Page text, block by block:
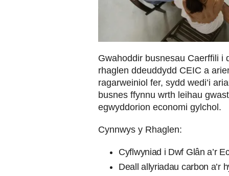
Gwahoddir busnesau Caerffili i
rhaglen ddeuddydd CEIC a
ragarweiniol fer, sydd wedi’i
busnes ffynnu wrth leihau
egwyddorion economi gylchol.
Cynnwys y Rhaglen:
Cyflwyniad i Dwf Glân a’r
Deall allyriadau carbon a’r